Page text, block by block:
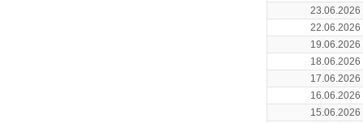
23.06.2026
22.06.2026
19.06.2026
18.06.2026
17.06.2026
16.06.2026
15.06.2026